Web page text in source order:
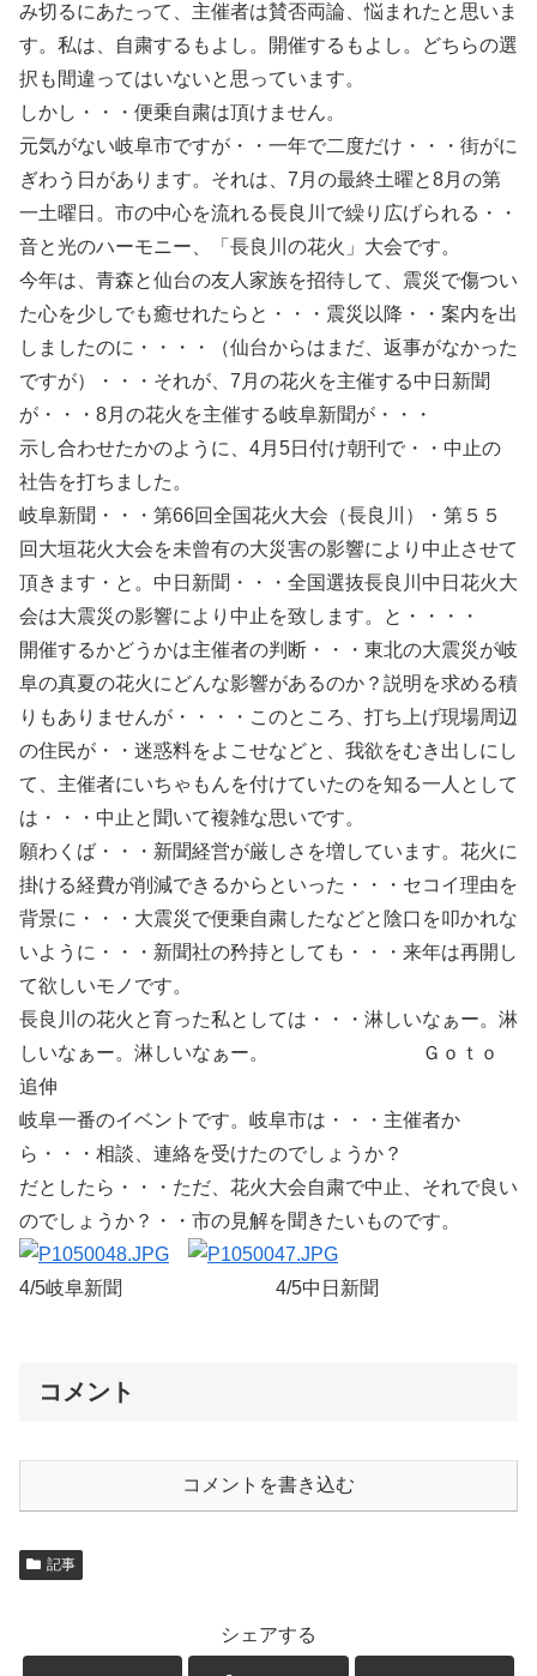
み切るにあたって、主催者は賛否両論、悩まれたと思いま
す。私は、自粛するもよし。開催するもよし。どちらの選
択も間違ってはいないと思っています。
しかし・・・便乗自粛は頂けません。
元気がない岐阜市ですが・・一年で二度だけ・・・街がに
ぎわう日があります。それは、7月の最終土曜と8月の第
一土曜日。市の中心を流れる長良川で繰り広げられる・・
音と光のハーモニー、「長良川の花火」大会です。
今年は、青森と仙台の友人家族を招待して、震災で傷つい
た心を少しでも癒せれたらと・・・震災以降・・案内を出
しましたのに・・・・（仙台からはまだ、返事がなかった
ですが）・・・それが、7月の花火を主催する中日新聞
が・・・8月の花火を主催する岐阜新聞が・・・
示し合わせたかのように、4月5日付け朝刊で・・中止の
社告を打ちました。
岐阜新聞・・・第66回全国花火大会（長良川）・第５５
回大垣花火大会を未曾有の大災害の影響により中止させて
頂きます・と。中日新聞・・・全国選抜長良川中日花火大
会は大震災の影響により中止を致します。と・・・・
開催するかどうかは主催者の判断・・・東北の大震災が岐
阜の真夏の花火にどんな影響があるのか？説明を求める積
りもありませんが・・・・このところ、打ち上げ現場周辺
の住民が・・迷惑料をよこせなどと、我欲をむき出しにし
て、主催者にいちゃもんを付けていたのを知る一人として
は・・・中止と聞いて複雑な思いです。
願わくば・・・新聞経営が厳しさを増しています。花火に
掛ける経費が削減できるからといった・・・セコイ理由を
背景に・・・大震災で便乗自粛したなどと陰口を叩かれな
いように・・・新聞社の矜持としても・・・来年は再開し
て欲しいモノです。
長良川の花火と育った私としては・・・淋しいなぁー。淋
しいなぁー。淋しいなぁー。 Ｇｏｔｏ
追伸
岐阜一番のイベントです。岐阜市は・・・主催者か
ら・・・相談、連絡を受けたのでしょうか？
だとしたら・・・ただ、花火大会自粛で中止、それで良い
のでしょうか？・・市の見解を聞きたいものです。
4/5岐阜新聞 4/5中日新聞
コメント
コメントを書き込む
記事
シェアする